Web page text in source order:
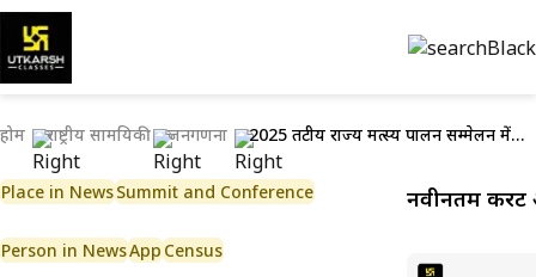
होम राष्ट्रीय सामयिकी जनगणना 2025 तटीय राज्य मत्स्य पालन सम्मेलन में 5वीं समुद्री जनगणना का शुभारंभ
Place in NewsSummit and Conference
Person in NewsApp Census
नवीनतम करेंट